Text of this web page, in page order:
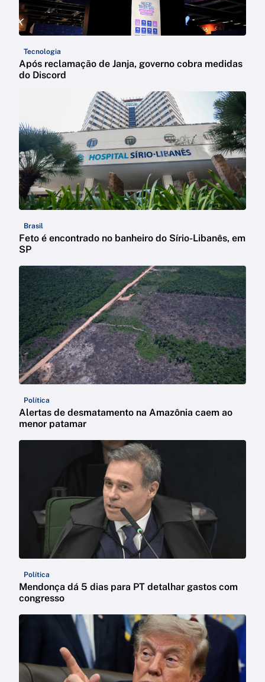
Tecnologia
Após reclamação de Janja, governo cobra medidas
do Discord
Brasil
Feto é encontrado no banheiro do Sírio-Libanês, em
SP
Política
Alertas de desmatamento na Amazônia caem ao
menor patamar
Política
Mendonça dá 5 dias para PT detalhar gastos com
congresso